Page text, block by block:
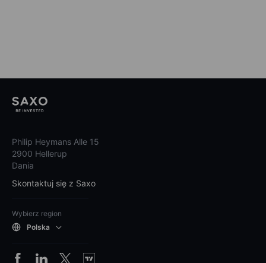
Philip Heymans Alle 15
2900 Hellerup
Dania
Skontaktuj się z Saxo
Wybierz region
Polska